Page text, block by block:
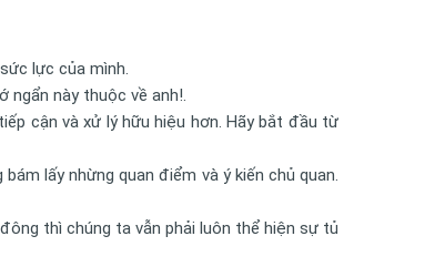
lực của mình.
ngẩn này thuộc về anh!.
cận và xử lý hữu hiệu hơn. Hãy bắt đầu từ
lấy nhừng quan điểm và ý kiến chủ quan.
thì chúng ta vẫn phải luôn thể hiện sự tủ